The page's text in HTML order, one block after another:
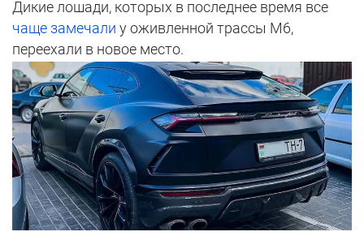
Дикие лошади, которых в последнее время все
чаще замечали у оживленной трассы М6,
переехали в новое место.